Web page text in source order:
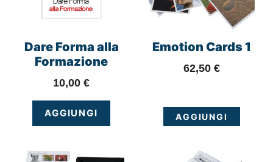
Dare Forma alla
Formazione
10,00 €
AGGIUNGI
Emotion Cards 1
62,50 €
AGGIUNGI